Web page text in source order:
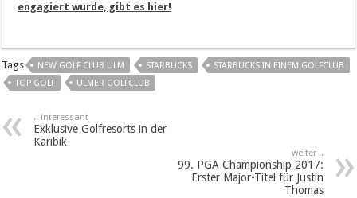
engagiert wurde, gibt es hier!
Tags NEW GOLF CLUB ULM STARBUCKS
STARBUCKS IN EINEM GOLFCLUB
TOP GOLF
ULMER GOLFCLUB
.. interessant
Exklusive Golfresorts in der
Karibik
weiter ..
99. PGA Championship 2017:
Erster Major-Titel für Justin
Thomas